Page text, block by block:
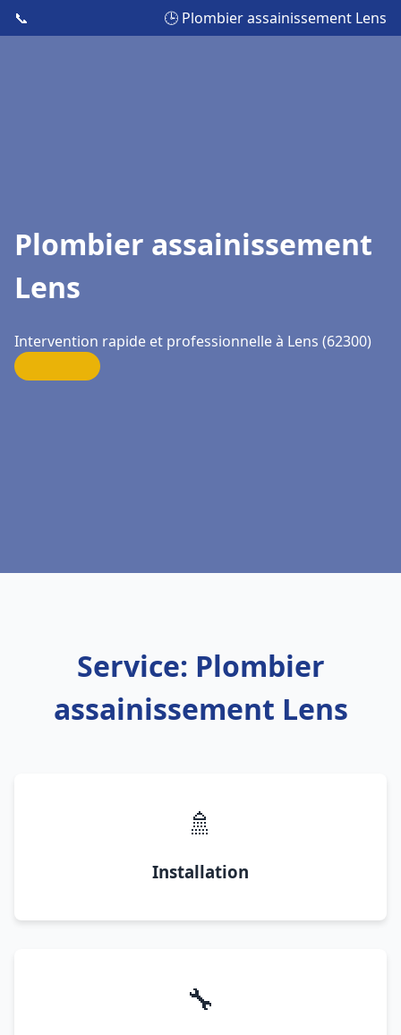
📞 🕒 Plombier assainissement Lens
Plombier assainissement
Lens
Intervention rapide et professionnelle à Lens (62300)
Service: Plombier
assainissement Lens
🚿
Installation
🔧